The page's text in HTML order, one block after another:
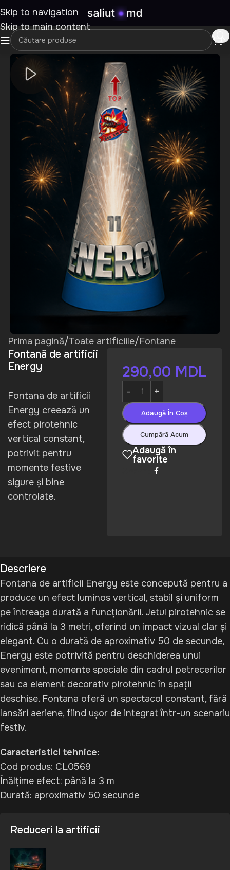
Skip to navigation
Skip to main content
Prima pagină/Toate artificiile/Fontane
Fontană de artificii
Energy
Fontana de artificii
Energy creează un
efect pirotehnic
vertical constant,
potrivit pentru
momente festive
sigure și bine
controlate.
290,00 MDL
Adaugă În Coș
Cumpără Acum
Adaugă în
favorite
Descriere
Fontana de artificii Energy este concepută pentru a
produce un efect luminos vertical, stabil și uniform
pe întreaga durată a funcționării. Jetul pirotehnic se
ridică până la 3 metri, oferind un impact vizual clar și
elegant. Cu o durată de aproximativ 50 de secunde,
Energy este potrivită pentru deschiderea unui
eveniment, momente speciale din cadrul petrecerilor
sau ca element decorativ pirotehnic în spații
deschise. Fontana oferă un spectacol constant, fără
lansări aeriene, fiind ușor de integrat într-un scenariu
festiv.
Caracteristici tehnice:
Cod produs: CL0569
Înălțime efect: până la 3 m
Durată: aproximativ 50 secunde
Reduceri la artificii